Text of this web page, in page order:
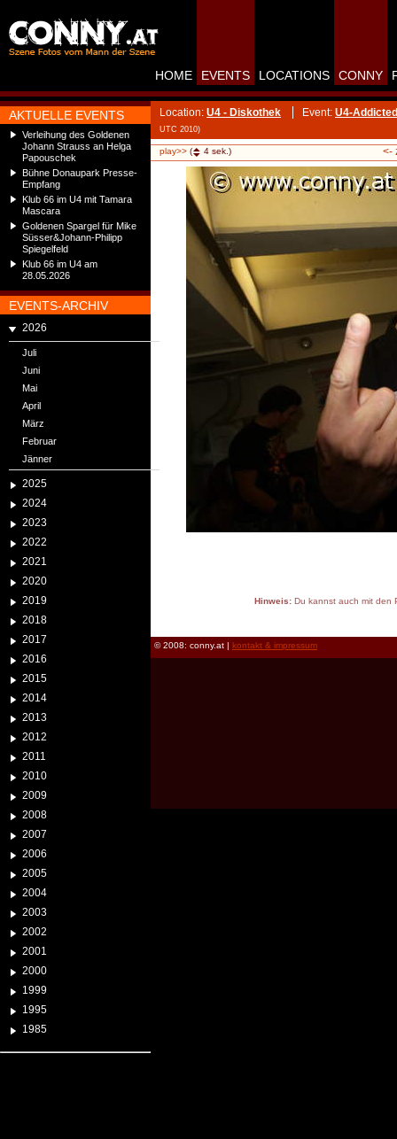
AKTUELLE EVENTS
Verleihung des Goldenen
Johann Strauss an Helga
Papouschek
Bühne Donaupark Presse-
Empfang
Klub 66 im U4 mit Tamara
Mascara
Goldenen Spargel für Mike
Süsser&Johann-Philipp
Spiegelfeld
Klub 66 im U4 am
28.05.2026
EVENTS-ARCHIV
2026
Juli
Juni
Mai
April
März
Februar
Jänner
2025
2024
2023
2022
2021
2020
2019
2018
2017
2016
2015
2014
2013
2012
2011
2010
2009
2008
2007
2006
2005
2004
2003
2002
2001
2000
1999
1995
1985
HOME EVENTS LOCATIONS CONNY
Location: U4 - Diskothek Event: U4-
UTC 2010)
play>> ( 4 sek.) <-
Hinweis:Du kannst auch mit den
© 2008: conny.at | kontakt & impressum